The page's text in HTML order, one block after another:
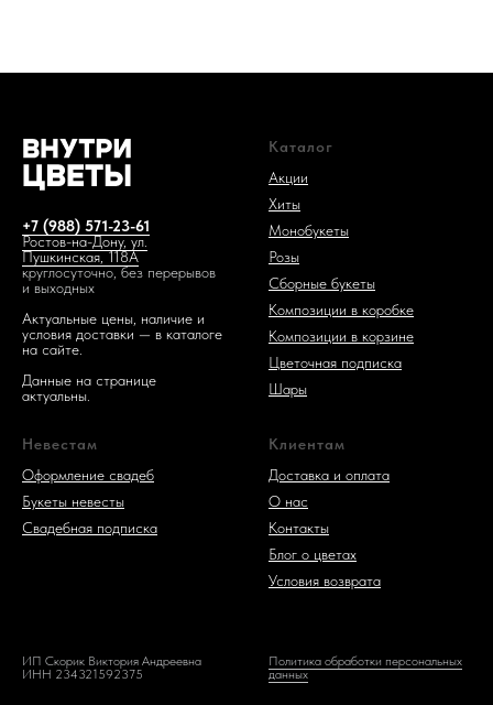
+7 (988) 571-23-61
Ростов-на-Дону, ул.
Пушкинская, 118А
круглосуточно, без перерывов
и выходных
Актуальные цены, наличие и
условия доставки — в каталоге
на сайте.
Данные на странице
актуальны.
Каталог
Акции
Хиты
Монобукеты
Розы
Сборные букеты
Композиции в коробке
Композиции в корзине
Цветочная подписка
Шары
Невестам
Оформление свадеб
Букеты невесты
Свадебная подписка
Клиентам
Доставка и оплата
О нас
Контакты
Блог о цветах
Условия возврата
ИП Скорик Виктория Андреевна
ИНН 234321592375
Политика обработки персональных
данных